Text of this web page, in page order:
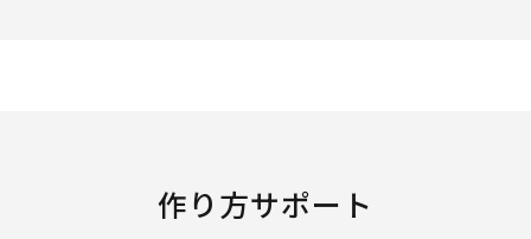
作り方サポート